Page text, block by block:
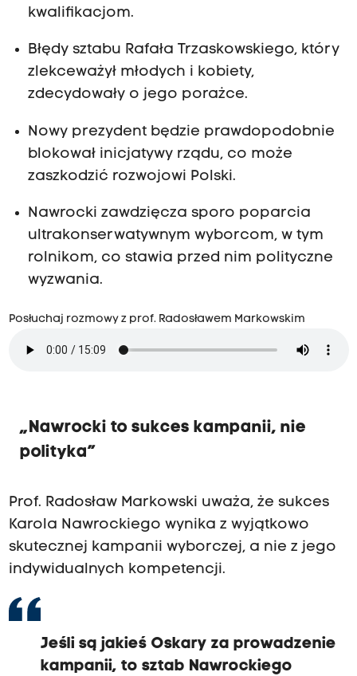
kwalifikacjom.
Błędy sztabu Rafała Trzaskowskiego, który
zlekceważył młodych i kobiety,
zdecydowały o jego porażce.
Nowy prezydent będzie prawdopodobnie
blokował inicjatywy rządu, co może
zaszkodzić rozwojowi Polski.
Nawrocki zawdzięcza sporo poparcia
ultrakonserwatywnym wyborcom, w tym
rolnikom, co stawia przed nim polityczne
wyzwania.
Posłuchaj rozmowy z prof. Radosławem Markowskim
„Nawrocki to sukces kampanii, nie
polityka”
Prof. Radosław Markowski uważa, że sukces
Karola Nawrockiego wynika z wyjątkowo
skutecznej kampanii wyborczej, a nie z jego
indywidualnych kompetencji.
Jeśli są jakieś Oskary za prowadzenie
kampanii, to sztab Nawrockiego